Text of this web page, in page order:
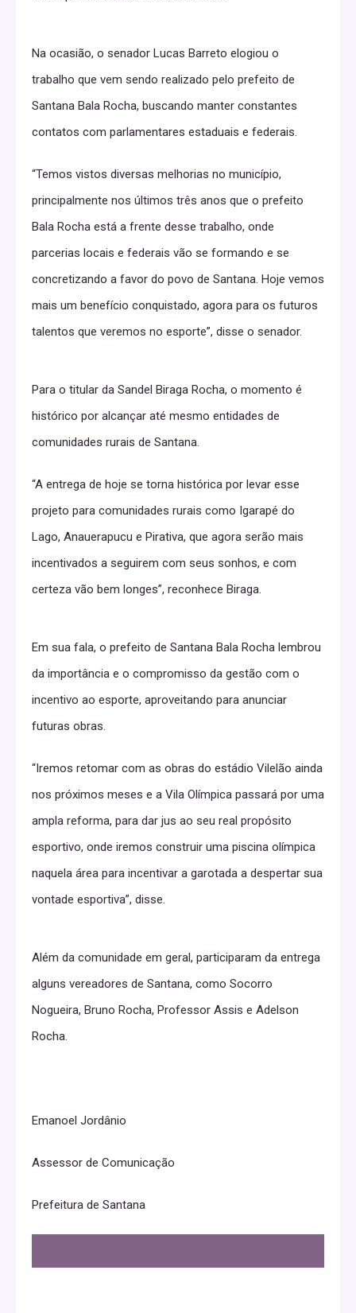
Na ocasião, o senador Lucas Barreto elogiou o
trabalho que vem sendo realizado pelo prefeito de
Santana Bala Rocha, buscando manter constantes
contatos com parlamentares estaduais e federais.
“Temos vistos diversas melhorias no município,
principalmente nos últimos três anos que o prefeito
Bala Rocha está a frente desse trabalho, onde
parcerias locais e federais vão se formando e se
concretizando a favor do povo de Santana. Hoje vemos
mais um benefício conquistado, agora para os futuros
talentos que veremos no esporte”, disse o senador.
Para o titular da Sandel Biraga Rocha, o momento é
histórico por alcançar até mesmo entidades de
comunidades rurais de Santana.
“A entrega de hoje se torna histórica por levar esse
projeto para comunidades rurais como Igarapé do
Lago, Anauerapucu e Pirativa, que agora serão mais
incentivados a seguirem com seus sonhos, e com
certeza vão bem longes”, reconhece Biraga.
Em sua fala, o prefeito de Santana Bala Rocha lembrou
da importância e o compromisso da gestão com o
incentivo ao esporte, aproveitando para anunciar
futuras obras.
“Iremos retomar com as obras do estádio Vilelão ainda
nos próximos meses e a Vila Olímpica passará por uma
ampla reforma, para dar jus ao seu real propósito
esportivo, onde iremos construir uma piscina olímpica
naquela área para incentivar a garotada a despertar sua
vontade esportiva”, disse.
Além da comunidade em geral, participaram da entrega
alguns vereadores de Santana, como Socorro
Nogueira, Bruno Rocha, Professor Assis e Adelson
Rocha.
Emanoel Jordânio
Assessor de Comunicação
Prefeitura de Santana